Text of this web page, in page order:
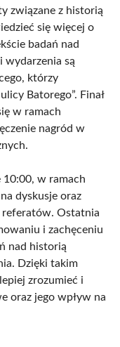
związane z historią
się więcej o
badań nad
wydarzenia są
którzy
Batorego”. Finał
w ramach
nagród w
10:00, w ramach
dyskusje oraz
referatów. Ostatnia
i zachęceniu
nad historią
Dzięki takim
zrozumieć i
oraz jego wpływ na